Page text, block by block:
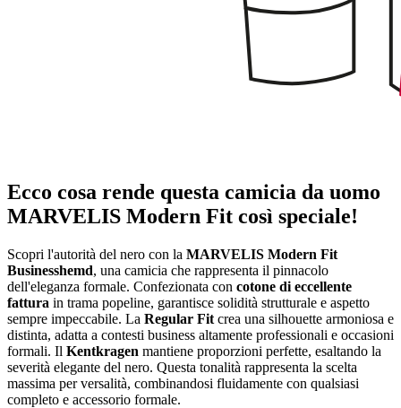
Ecco cosa rende questa camicia da uomo
MARVELIS Modern Fit così speciale!
Scopri l'autorità del nero con la MARVELIS Modern Fit
Businesshemd, una camicia che rappresenta il pinnacolo
dell'eleganza formale. Confezionata con cotone di eccellente
fattura in trama popeline, garantisce solidità strutturale e aspetto
sempre impeccabile. La Regular Fit crea una silhouette armoniosa e
distinta, adatta a contesti business altamente professionali e occasioni
formali. Il Kentkragen mantiene proporzioni perfette, esaltando la
severità elegante del nero. Questa tonalità rappresenta la scelta
massima per versalità, combinandosi fluidamente con qualsiasi
completo e accessorio formale.